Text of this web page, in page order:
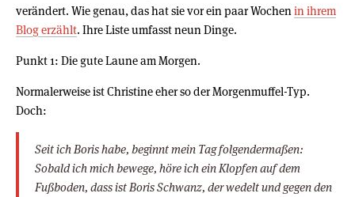
verändert. Wie genau, das hat sie vor ein paar Wochen in ihrem
Blog erzählt. Ihre Liste umfasst neun Dinge.
Punkt 1: Die gute Laune am Morgen.
Normalerweise ist Christine eher so der Morgenmuffel-Typ.
Doch:
Seit ich Boris habe, beginnt mein Tag folgendermaßen:
Sobald ich mich bewege, höre ich ein Klopfen auf dem
Fußboden, dass ist Boris Schwanz, der wedelt und gegen den